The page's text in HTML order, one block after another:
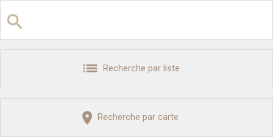
Recherche par liste
Recherche par carte